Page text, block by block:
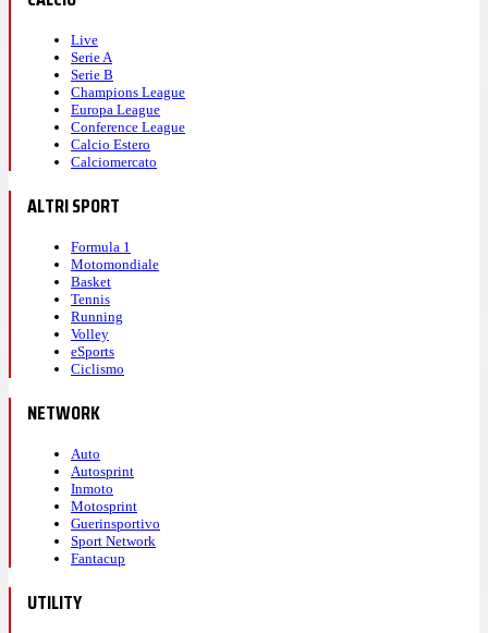
Live
Serie A
Serie B
Champions League
Europa League
Conference League
Calcio Estero
Calciomercato
ALTRI SPORT
Formula 1
Motomondiale
Basket
Tennis
Running
Volley
eSports
Ciclismo
NETWORK
Auto
Autosprint
Inmoto
Motosprint
Guerinsportivo
Sport Network
Fantacup
UTILITY